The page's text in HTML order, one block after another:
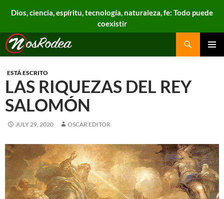
Dios, ciencia, espíritu, tecnología, naturaleza, fe: Todo puede
coexistir
Nos Rodea
Search
ESTÁ ESCRITO
LAS RIQUEZAS DEL REY
SALOMÓN
JULY 29, 2020 OSCAR EDITOR